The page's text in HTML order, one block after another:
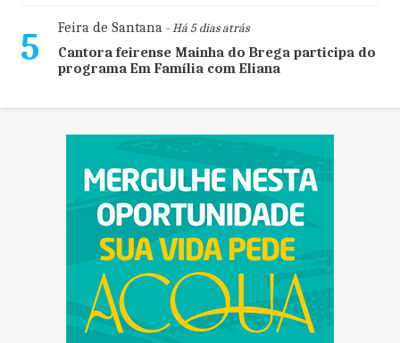
5 Feira de Santana- Há 5 dias atrás
Cantora feirense Mainha do Brega participa do
programa Em Família com Eliana